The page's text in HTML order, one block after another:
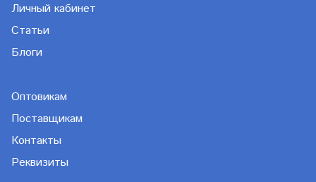
Личный кабинет
Статьи
Блоги
Оптовикам
Поставщикам
Контакты
Реквизиты